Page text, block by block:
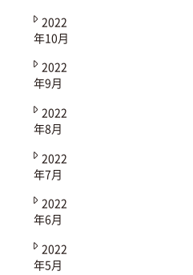
2022
年10月
2022
年9月
2022
年8月
2022
年7月
2022
年6月
2022
年5月